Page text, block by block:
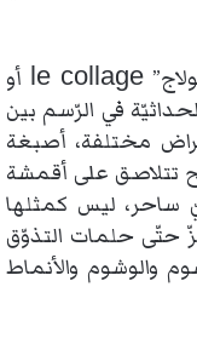
le collage أو
في الرّسم بين
مختلفة، أصبغة
تتلاصق على أقمشة
ساحر، ليس كمثلها
حتّى حلمات التذوّق
والوشوم والأنماط